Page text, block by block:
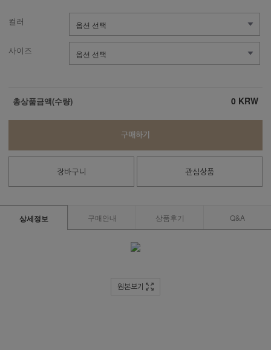
컬러
사이즈
총상품금액(수량) 0 KRW
구매하기
장바구니 관심상품
상세정보 구매안내 상품후기 Q&A
원본보기